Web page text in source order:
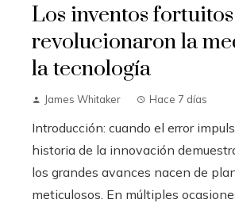
Los inventos
revolucionaron la
la tecnología
James Whitaker Hace 7 días
Introducción: cuando el error
historia de la innovación
los grandes avances nacen de
meticulosos. En múltiples